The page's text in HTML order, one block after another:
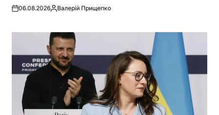
06.08.2026Запись
Валерій Прищепко